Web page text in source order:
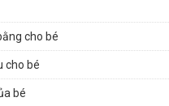
cho bé
cho bé
bé
Xe 3 bánh trẻ em 968